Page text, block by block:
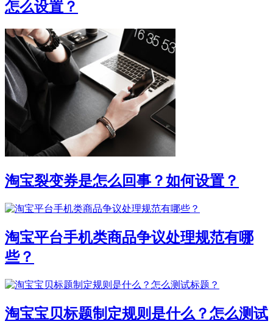
怎么设置？
淘宝裂变券是怎么回事？如何设置？
淘宝平台手机类商品争议处理规范有哪
些？
淘宝宝贝标题制定规则是什么？怎么测试